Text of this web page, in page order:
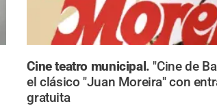
Cine teatro municipal. "Cine de
el clásico "Juan Moreira" con
gratuita